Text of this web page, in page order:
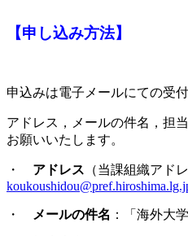
【申し込み方法】
申込みは電子メールにての受付
アドレス，メールの件名，担
お願いいたします。
・ アドレス （当課組織アド
・ メールの件名 ：「海外大